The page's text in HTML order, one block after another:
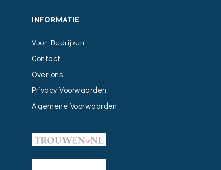
INFORMATIE
Voor Bedrijven
Contact
Over ons
Privacy Voorwaarden
Algemene Voorwaarden